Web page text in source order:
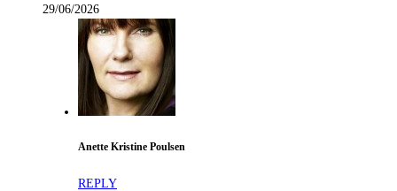
29/06/2026
Anette Kristine Poulsen
REPLY